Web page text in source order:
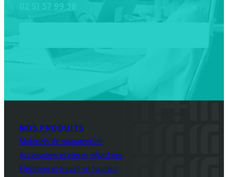
NOS PRODUITS
Matériels de manutention
Accessoires et pièces détachées
Élévation et travail en hauteur
99 38
contact@chariotech.com